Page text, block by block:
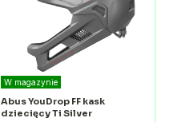
W magazynie
Abus YouDrop FF kask
dziecięcy Ti Silver